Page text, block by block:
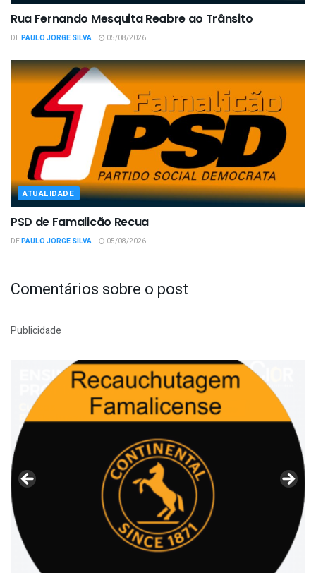
Rua Fernando Mesquita Reabre ao Trânsito
DEPAULO JORGE SILVA 05/08/2026
ATUALIDADE
PSD de Famalicão Recua
DEPAULO JORGE SILVA 05/08/2026
Comentários sobre o post
Publicidade